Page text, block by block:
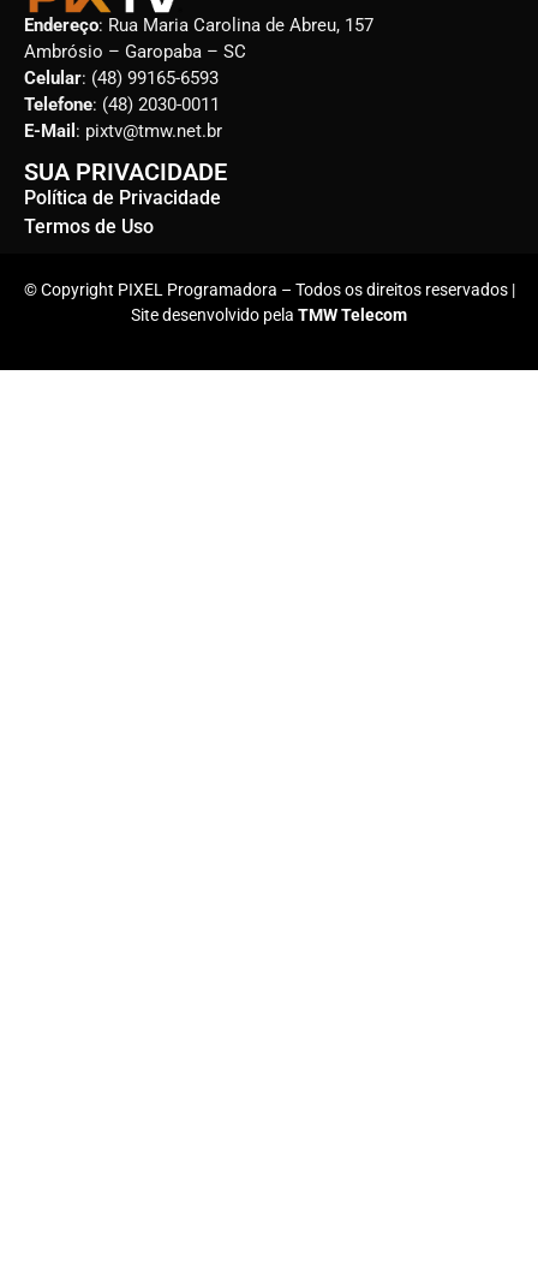
Endereço: Rua Maria Carolina de Abreu, 157
Ambrósio – Garopaba – SC
Celular: (48) 99165-6593
Telefone: (48) 2030-0011
E-Mail : pixtv@tmw.net.br
SUA PRIVACIDADE
Política de Privacidade
Termos de Uso
© Copyright PIXEL Programadora – Todos os direitos reservados |
Site desenvolvido pela TMW Telecom